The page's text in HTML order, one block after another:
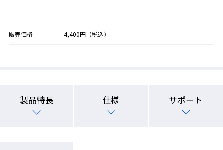
販売価格 4,400円（税込）
製品特長 仕様 サポート